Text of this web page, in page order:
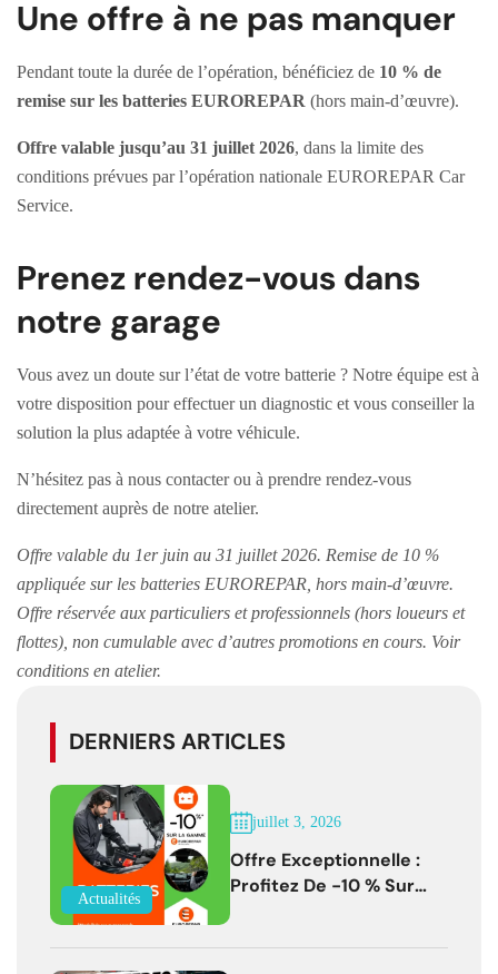
Une offre à ne pas manquer
Pendant toute la durée de l’opération, bénéficiez de 10 % de
remise sur les batteries EUROREPAR (hors main-d’œuvre).
Offre valable jusqu’au 31 juillet 2026, dans la limite des
conditions prévues par l’opération nationale EUROREPAR Car
Service.
Prenez rendez-vous dans
notre garage
Vous avez un doute sur l’état de votre batterie ? Notre équipe est à
votre disposition pour effectuer un diagnostic et vous conseiller la
solution la plus adaptée à votre véhicule.
N’hésitez pas à nous contacter ou à prendre rendez-vous
directement auprès de notre atelier.
Offre valable du 1er juin au 31 juillet 2026. Remise de 10 %
appliquée sur les batteries EUROREPAR, hors main-d’œuvre.
Offre réservée aux particuliers et professionnels (hors loueurs et
flottes), non cumulable avec d’autres promotions en cours. Voir
conditions en atelier.
DERNIERS ARTICLES
Actualités
juillet 3, 2026
Offre Exceptionnelle :
Profitez De -10 % Sur